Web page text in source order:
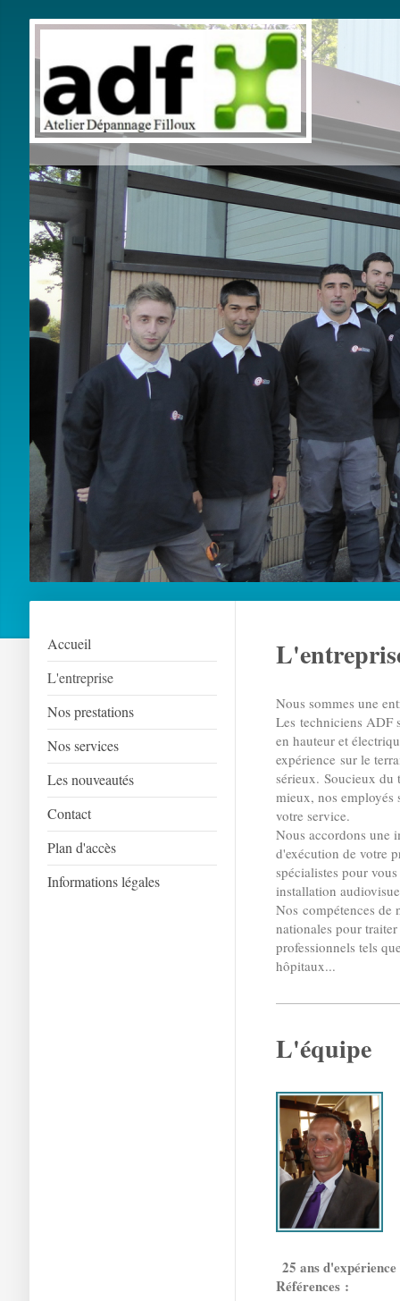
Accueil
L'entreprise
Nos prestations
Nos services
Les nouveautés
Contact
Plan d'accès
Informations légales
Nous sommes une
Les techniciens ADF
en hauteur et
expérience sur le
sérieux. Soucieux du
mieux, nos employés
votre service.
Nous accordons une
d'exécution de votre
spécialistes pour
installation
Nos compétences de
nationales pour
professionnels tels
hôpitaux...
L'équipe
25 ans
Références :